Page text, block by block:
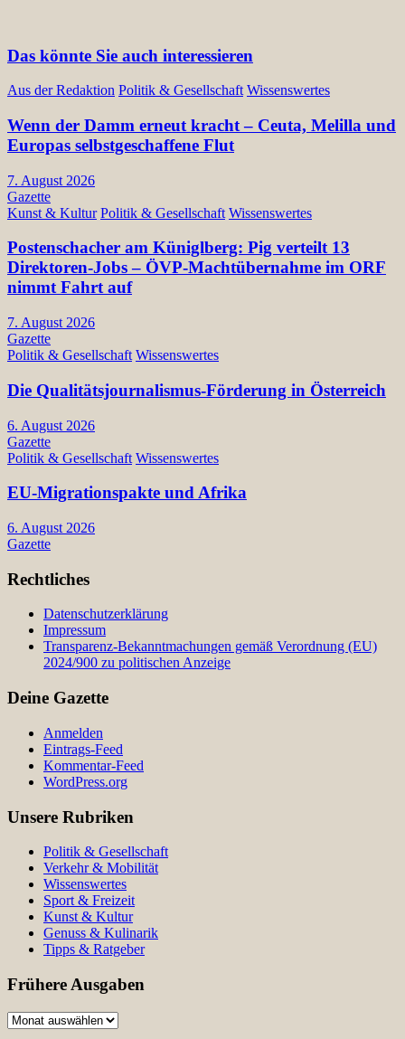
Das könnte Sie auch interessieren
Aus der Redaktion Politik & Gesellschaft Wissenswertes
Wenn der Damm erneut kracht – Ceuta, Melilla und
Europas selbstgeschaffene Flut
7. August 2026
Gazette
Kunst & Kultur Politik & Gesellschaft Wissenswertes
Postenschacher am Küniglberg: Pig verteilt 13
Direktoren-Jobs – ÖVP-Machtübernahme im ORF
nimmt Fahrt auf
7. August 2026
Gazette
Politik & Gesellschaft Wissenswertes
Die Qualitätsjournalismus-Förderung in Österreich
6. August 2026
Gazette
Politik & Gesellschaft Wissenswertes
EU-Migrationspakte und Afrika
6. August 2026
Gazette
Rechtliches
Datenschutzerklärung
Impressum
Transparenz-Bekanntmachungen gemäß Verordnung (EU)
2024/900 zu politischen Anzeige
Deine Gazette
Anmelden
Eintrags-Feed
Kommentar-Feed
WordPress.org
Unsere Rubriken
Politik & Gesellschaft
Verkehr & Mobilität
Wissenswertes
Sport & Freizeit
Kunst & Kultur
Genuss & Kulinarik
Tipps & Ratgeber
Frühere Ausgaben
Frühere